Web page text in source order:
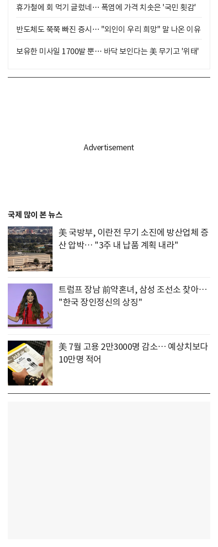
휴가철에 회 먹기 글렀네… 폭염에 가격 치솟은 '국민 횟감'
반도체도 쭉쭉 빠진 증시… "외인이 우리 희망" 말 나온 이유
보유한 미사일 1700발 뿐… 바닥 보인다는 美 무기고 '위태'
국제 많이 본 뉴스
美 국방부, 이란전 무기 소진에 방산업체 증
산 압박… "3주 내 납품 계획 내라"
트럼프 장남 前약혼녀, 삼성 조선소 찾아…
"한국 장인정신의 상징"
美 7월 고용 2만3000명 감소… 예상치보다
10만명 적어